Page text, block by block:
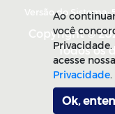
Versão do Sistema:
Copyright ©
Todos os
Ao
você
acesse
Privacidade.
Ok,